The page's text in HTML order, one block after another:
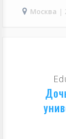
Москва |